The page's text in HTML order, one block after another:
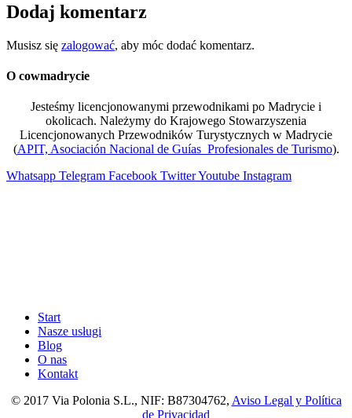
Dodaj komentarz
Musisz się zalogować, aby móc dodać komentarz.
O cowmadrycie
Jesteśmy licencjonowanymi przewodnikami po Madrycie i
okolicach. Należymy do Krajowego Stowarzyszenia
Licencjonowanych Przewodników Turystycznych w Madrycie
(APIT, Asociación Nacional de Guías Profesionales de Turismo).
Whatsapp Telegram Facebook TwitterYoutube Instagram
Start
Nasze usługi
Blog
O nas
Kontakt
© 2017 Via Polonia S.L., NIF: B87304762, Aviso Legal y Política
de Privacidad